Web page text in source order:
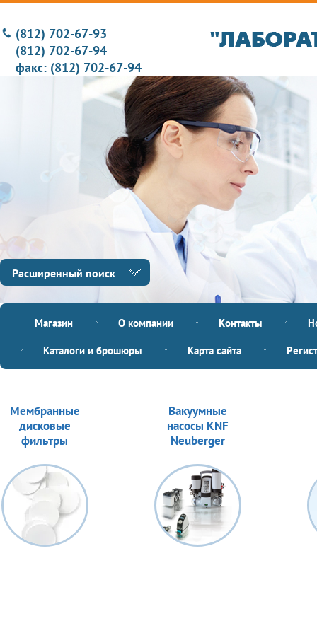
(812) 702-67-93
(812) 702-67-94
факс: (812) 702-67-94
Расширенный поиск
Магазин О компании Контакты
Каталоги и брошюры Карта сайта
Мембранные
дисковые
фильтры
Вакуумные
насосы KNF
Neuberger